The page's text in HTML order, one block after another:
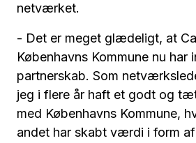
netværket.
- Det er meget glædeligt, at
Københavns Kommune nu har
partnerskab. Som
jeg i flere år haft et godt og
med Københavns Kommune,
andet har skabt værdi i form